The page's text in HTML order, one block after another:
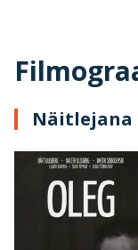
Näitlejana